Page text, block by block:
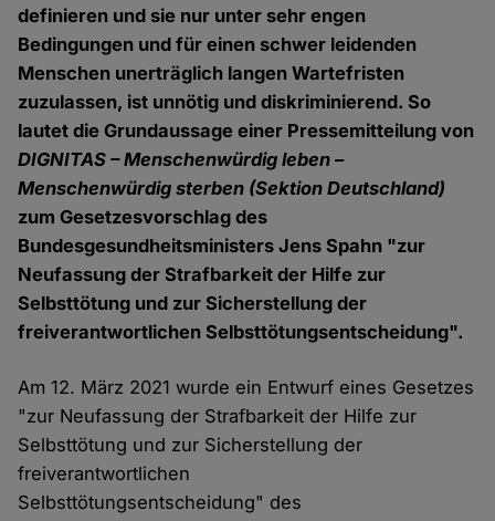
definieren und sie nur unter sehr engen
Bedingungen und für einen schwer leidenden
Menschen unerträglich langen Wartefristen
zuzulassen, ist unnötig und diskriminierend. So
lautet die Grundaussage einer Pressemitteilung von
DIGNITAS – Menschenwürdig leben –
Menschenwürdig sterben (Sektion Deutschland)
zum Gesetzesvorschlag des
Bundesgesundheitsministers Jens Spahn "zur
Neufassung der Strafbarkeit der Hilfe zur
Selbsttötung und zur Sicherstellung der
freiverantwortlichen Selbsttötungsentscheidung".
Am 12. März 2021 wurde ein Entwurf eines Gesetzes
"zur Neufassung der Strafbarkeit der Hilfe zur
Selbsttötung und zur Sicherstellung der
freiverantwortlichen
Selbsttötungsentscheidung" des